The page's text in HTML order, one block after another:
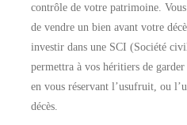
contrôle de votre patrimoine.
de vendre un bien avant votre
investir dans une SCI (Société
permettra à vos héritiers de
en vous réservant l’usufruit, ou
décès.